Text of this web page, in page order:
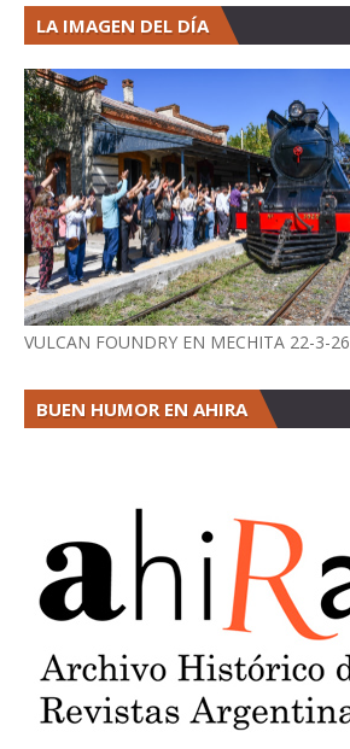
LA IMAGEN DEL DÍA
VULCAN FOUNDRY EN MECHITA 22-3-26
BUEN HUMOR EN AHIRA